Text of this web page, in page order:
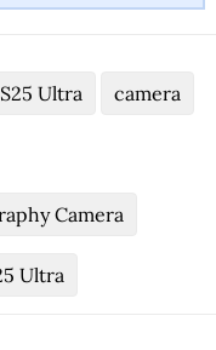
Ultra camera
Camera
Ultra